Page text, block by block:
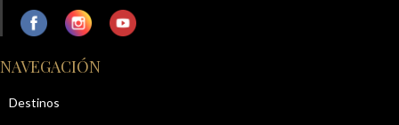
NAVEGACIÓN
Destinos